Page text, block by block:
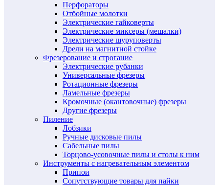
Перфораторы
Отбойные молотки
Электрические гайковерты
Электрические миксеры (мешалки)
Электрические шуруповерты
Дрели на магнитной стойке
Фрезерование и строгание
Электрические рубанки
Универсальные фрезеры
Ротационные фрезеры
Ламельные фрезеры
Кромочные (окантовочные) фрезеры
Другие фрезеры
Пиление
Лобзики
Ручные дисковые пилы
Сабельные пилы
Торцово-усовочные пилы и столы к ним
Инструменты с нагревательным элементом
Припои
Сопутствующие товары для пайки